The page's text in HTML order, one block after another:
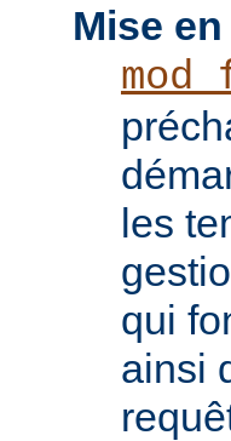
Mise
les
qui
ainsi